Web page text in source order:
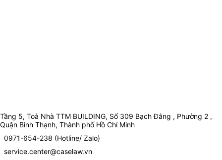
Tầng 5, Toà Nhà TTM BUILDING, Số 309 Bạch Đằng , Phường 2 ,
Quận Bình Thạnh, Thành phố Hồ Chí Minh
0971-654-238 (Hotline/ Zalo)
service.center@caselaw.vn